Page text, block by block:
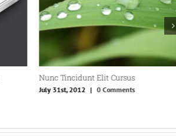
Nunc Tincidunt Elit Cursus
July 31st, 2012 | 0 Comments